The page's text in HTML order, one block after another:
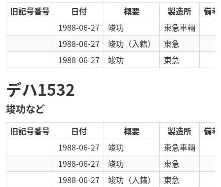
旧記号番号 日付 概要 製造所
備
1988-06-27
竣功
東急車輛
1988-06-27
竣功 （入籍）
東急
1988-06-27
竣功 東急
デハ1532
竣功など
旧記号番号 日付 概要 製造所
備
1988-06-27
竣功
東急車輛
1988-06-27
竣功
東急
1988-06-27
竣功 （入籍） 東急